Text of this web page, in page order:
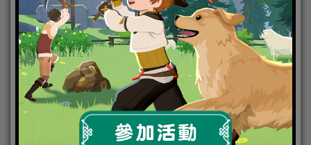
艾爾文的天賦技能 – 勇者的意志
多重轉職分支為遊戲提供了更大的自由度，因為玩家
可以通過轉職精通，獲得該系列的專有技能，在技能